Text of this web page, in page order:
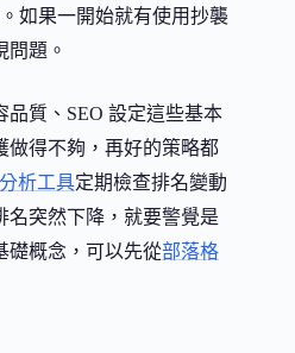
如果一開始就有使用抄襲
問題。
品質、SEO 設定這些基本
做得不夠，再好的策略都
析工具定期檢查排名變動
名突然下降，就要警覺是
礎概念，可以先從部落格